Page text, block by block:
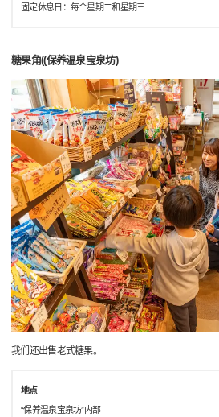
固定休息日：每个星期二和星期三
糖果角((保养温泉宝泉坊)
我们还出售老式糖果。
地点
“保养温泉宝泉坊”内部